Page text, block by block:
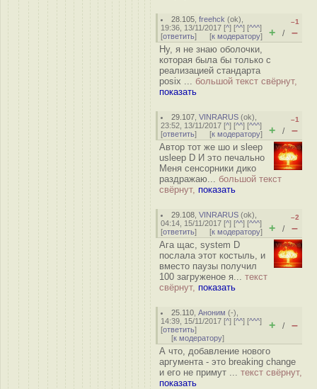
28.105 ,freehck (ok),
19:36, 13/11/2017 [^] [^^] [^^^]
[ответить] [к модератору]
–1
+ / –
Ну, я не знаю оболочки,
которая была бы только с
реализацией стандарта
posix ... большой текст свёрнут,
показать
29.107 ,VINRARUS (ok),
23:52, 13/11/2017 [^] [^^] [^^^]
[ответить] [к модератору]
–1
+ / –
Автор тот же шо и sleep
usleep D И это печально
Меня сенсорники дико
раздражаю... большой текст
свёрнут, показать
29.108 ,VINRARUS (ok),
04:14, 15/11/2017 [^] [^^] [^^^]
[ответить] [к модератору]
–2
+ / –
Ага щас, system D
послала этот костыль, и
вместо паузы получил
100 загруженое я... текст
свёрнут, показать
25.110 ,Аноним (-),
14:39, 15/11/2017 [^] [^^] [^^^]
[ответить]
[к модератору]
+ / –
А что, добавление нового
аргумента - это breaking change
и его не примут ... текст свёрнут,
показать